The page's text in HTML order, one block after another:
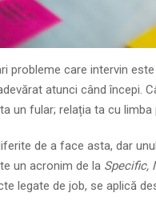
probleme care intervin
atunci când începi.
un fular; relația ta cu
de a face asta, dar
un acronim de la Specific,
legate de job, se aplică